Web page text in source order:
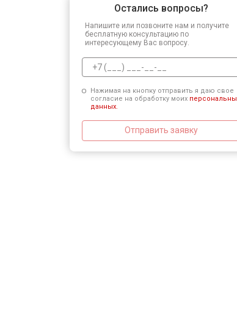
Остались вопросы?
Напишите или позвоните нам и получите
бесплатную консультацию по
интересующему Вас вопросу.
Нажимая на кнопку отправить я даю свое
согласие на обработку моих
данных.
Отправить заявку